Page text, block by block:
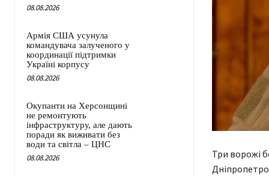
08.08.2026
Армія США усунула
командувача залученого у
координації підтримки
Україні корпусу
08.08.2026
Окупанти на Херсонщині
не ремонтують
інфраструктуру, але дають
поради як виживати без
води та світла – ЦНС
08.08.2026
Три ворожі